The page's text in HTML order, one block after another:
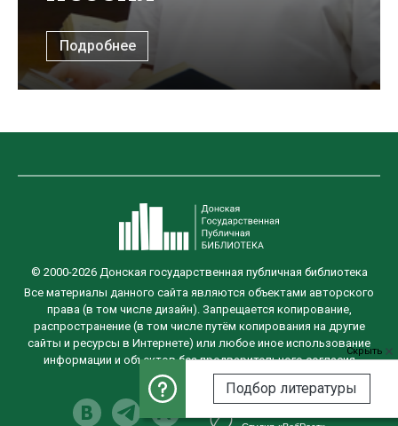
Подробнее
Скрыть
Подбор литературы
© 2000-2026 Донская государственная публичная библиотека
Все материалы данного сайта являются объектами авторского
права (в том числе дизайн). Запрещается копирование,
распространение (в том числе путём копирования на другие
сайты и ресурсы в Интернете) или любое иное использование
информации и объектов без предварительного согласия
правообладателя.